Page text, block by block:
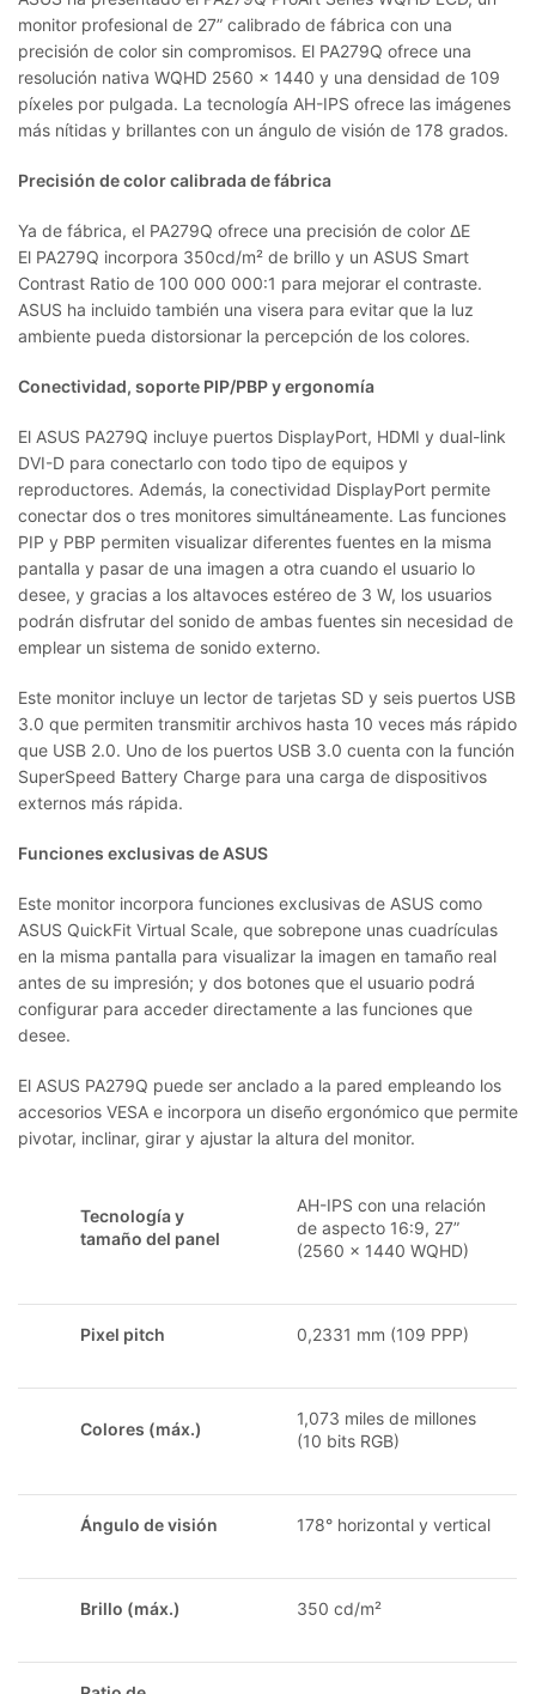
monitor profesional de 27” calibrado de fábrica con una
precisión de color sin compromisos. El PA279Q ofrece una
resolución nativa WQHD 2560 x 1440 y una densidad de 109
píxeles por pulgada. La tecnología AH-IPS ofrece las imágenes
más nítidas y brillantes con un ángulo de visión de 178 grados.
Precisión de color calibrada de fábrica
Ya de fábrica, el PA279Q ofrece una precisión de color ΔE
El PA279Q incorpora 350cd/m² de brillo y un ASUS Smart
Contrast Ratio de 100 000 000:1 para mejorar el contraste.
ASUS ha incluido también una visera para evitar que la luz
ambiente pueda distorsionar la percepción de los colores.
Conectividad, soporte PIP/PBP y ergonomía
El ASUS PA279Q incluye puertos DisplayPort, HDMI y dual-link
DVI-D para conectarlo con todo tipo de equipos y
reproductores. Además, la conectividad DisplayPort permite
conectar dos o tres monitores simultáneamente. Las funciones
PIP y PBP permiten visualizar diferentes fuentes en la misma
pantalla y pasar de una imagen a otra cuando el usuario lo
desee, y gracias a los altavoces estéreo de 3 W, los usuarios
podrán disfrutar del sonido de ambas fuentes sin necesidad de
emplear un sistema de sonido externo.
Este monitor incluye un lector de tarjetas SD y seis puertos USB
3.0 que permiten transmitir archivos hasta 10 veces más rápido
que USB 2.0. Uno de los puertos USB 3.0 cuenta con la función
SuperSpeed Battery Charge para una carga de dispositivos
externos más rápida.
Funciones exclusivas de ASUS
Este monitor incorpora funciones exclusivas de ASUS como
ASUS QuickFit Virtual Scale, que sobrepone unas cuadrículas
en la misma pantalla para visualizar la imagen en tamaño real
antes de su impresión; y dos botones que el usuario podrá
configurar para acceder directamente a las funciones que
desee.
El ASUS PA279Q puede ser anclado a la pared empleando los
accesorios VESA e incorpora un diseño ergonómico que permite
pivotar, inclinar, girar y ajustar la altura del monitor.
Tecnología y
tamaño del panel
AH-IPS con una relación
de aspecto 16:9, 27”
(2560 x 1440 WQHD)
Pixel pitch 0,2331 mm (109 PPP)
Colores (máx.)
1,073 miles de millones
(10 bits RGB)
Ángulo de visión 178° horizontal y vertical
Brillo (máx.) 350 cd/m²